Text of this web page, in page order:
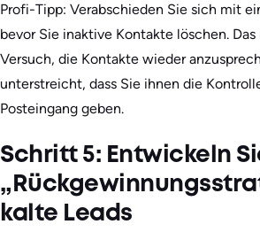
Profi-Tipp: Verabschieden Sie sich mit
bevor Sie inaktive Kontakte löschen.
Versuch, die Kontakte wieder
unterstreicht, dass Sie ihnen die
Posteingang geben.
Schritt 5: Entwickeln
kalte Leads